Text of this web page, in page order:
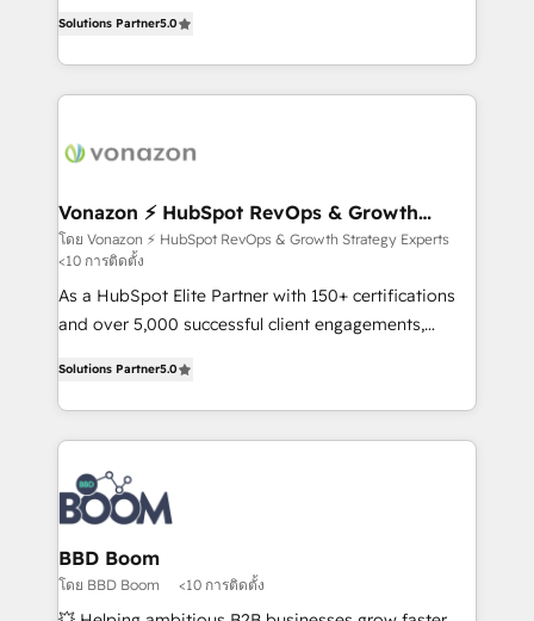
international offices and 175+ employees.
creating tailored, end-to-end CRM solutions that
accelerate growth, improve operational efficiency,
and ensure faster time to value on HubSpot. What
day one, our team takes the time to deeply
strategies that deliver impactful results. Our mission
is to empower you to unlock HubSpot’s full potential
—faster. Through expert training, unmatched
responsiveness, and ongoing support, we equip
your team to adopt new systems with confidence
customer engagement.
Solutions Partner5.0
Vonazon ⚡ HubSpot RevOps & Growth
Strategy Experts
โดย Vonazon ⚡ HubSpot RevOps & Growth Strategy Experts
<10 การติดตั้ง
As a HubSpot Elite Partner with 150+ certifications
and over 5,000 successful client engagements,
measurable, scalable growth. From onboarding to
enterprise-grade campaigns, our in-house team
builds scalable strategies that drive long-term
revenue. ⚙️ HubSpot Integration & Optimization •
Seamless CRM, CMS, and automation setup •
Complex platform migrations and data cleanups •
Custom APIs and third-party integrations 📈 End-to-
End Revenue Acceleration • Lifecycle marketing and
pipeline growth programs • Sales enablement tools
Solutions Partner5.0
BBD Boom
โดย BBD Boom <10 การติดตั้ง